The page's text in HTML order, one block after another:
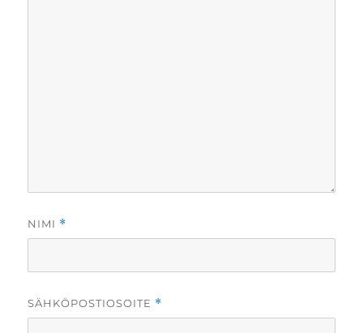
NIMI *
SÄHKÖPOSTIOSOITE *